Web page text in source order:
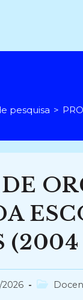
pesquisa >
Categoria